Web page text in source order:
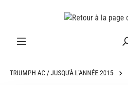
TRIUMPH AC / JUSQU'À L'ANNÉE 2015